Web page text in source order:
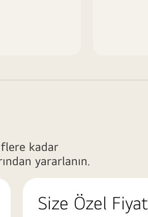
kadar
yararlanın.
Size Özel Fiyat